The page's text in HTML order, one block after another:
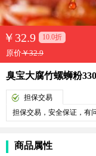
￥ 32.9 10.0折
原价￥32.9
臭宝大腐竹螺蛳粉
担保交易
担保交易，安全保证，有
商品属性